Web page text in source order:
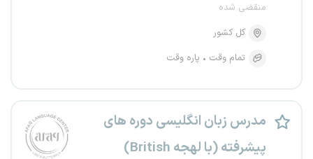
منقضی شده
کل کشور
تمام وقت
پاره وقت
مدرس زبان انگلیسی دوره های
پیشرفته (با لهجه British)